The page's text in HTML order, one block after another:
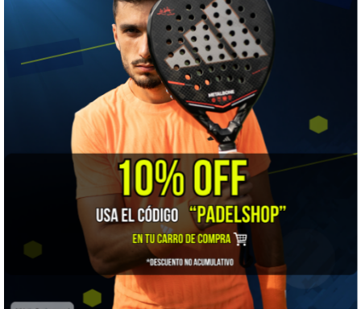
Flexible: se deforma con el golpe y lo absorbe. Se
adapta a cualquier marco y perdona los errores de
Fibra de carbono
Rígida y muy liviana: reparte el impacto en vez de
absorberlo, y resiste mucho más el roce contra el muro.
Talla L o XL
La XL cubre más superficie de la cabeza; la L es más
discreta y pesa menos. Si pegas seguido contra el
cristal, XL.